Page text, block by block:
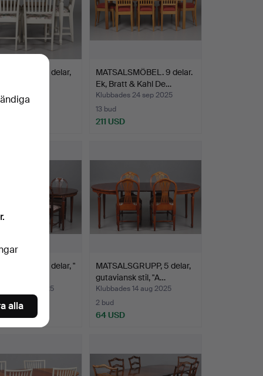
6 delar,
3 okt 2025
MATSALSMÖBEL. 9 delar.
Ek, Bratt & Kahl De…
Klubbades 24 sep 2025
13 bud
211 USD
9 delar, "
20 aug 2025
MATSALSGRUPP, 5 delar,
gutaviansk stil, "A…
Klubbades 14 aug 2025
2 bud
64 USD
alla